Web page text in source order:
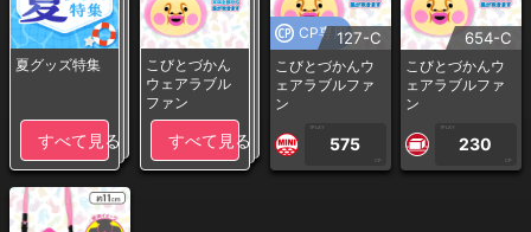
夏グッズ特集
すべて見る
こびとづかん
ウェアラブル
ファン
すべて見る
CP専用127-C
こびとづかんウ
ェアラブルファ
ン
1PLAY
575
CP
654-C
こびとづかんウ
ェアラブルファ
ン
1PLAY
230
CP